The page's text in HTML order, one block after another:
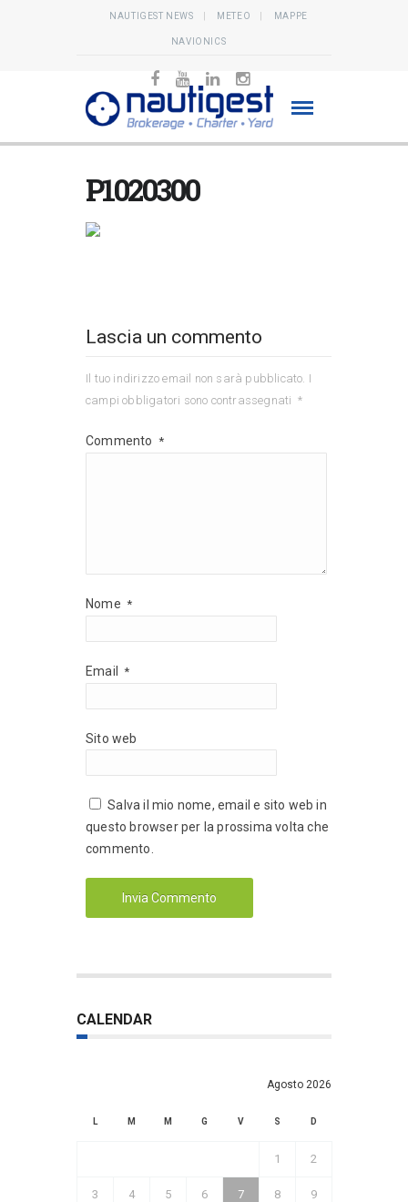
NAUTIGEST NEWS METEO MAPPE
NAVIONICS
P1020300
Lascia un commento
Il tuo indirizzo email non sarà pubblicato. I
campi obbligatori sono contrassegnati *
Commento *
Nome *
Email *
Sito web
Salva il mio nome, email e sito web in
questo browser per la prossima volta che
commento.
CALENDAR
Agosto 2026
L M M G V S D
1 2
3 4 5 6 7 8 9